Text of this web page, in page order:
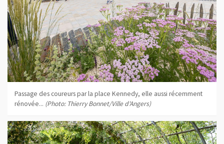
Passage des coureurs par la place Kennedy, elle aussi récemment
rénovée... (Photo: Thierry Bonnet/Ville d'Angers)